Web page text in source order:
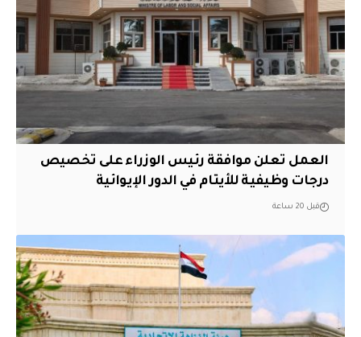
العمل تعلن موافقة رئيس الوزراء على تخصيص
درجات وظيفية للأيتام في الدور الإيوائية
قبل 20 ساعة